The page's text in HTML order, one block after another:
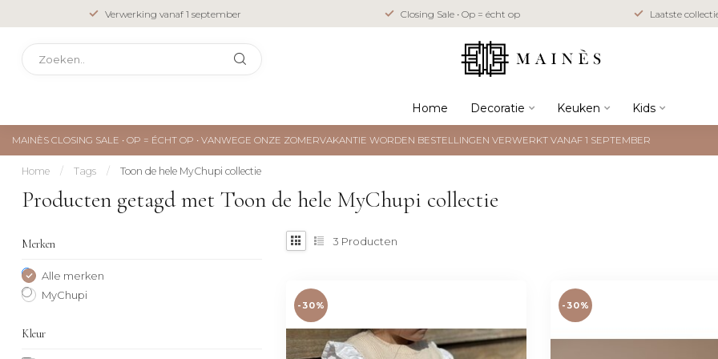
Verwerking vanaf 1 september Closing Sale • Op = écht op Laatste
Home Decoratie Keuken Kids
MAINÈS CLOSING SALE • OP = ÉCHT OP • VANWEGE ONZE ZOMERVAKANTIE WORDEN BESTELLINGEN VERWERKT VANAF 1 SEPTEMBER
Home / Tags / Toon de hele MyChupi collectie
Producten getagd met Toon de hele MyChupi collectie
Merken
Alle merken
MyChupi
Kleur
3 Producten
-30% -30%